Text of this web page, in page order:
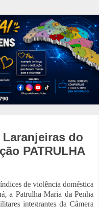
Laranjeiras do
PATRULHA
de violência doméstica
a Patrulha Maria da Penha
integrantes da Câmera